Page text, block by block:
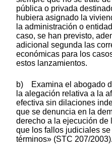
pública o privada
hubiera asignado la
la administración o
caso, se han previsto,
adicional segunda las
económicas para los
estos lanzamientos.
b) Examina el abogado
la alegación relativa a la
efectiva sin dilaciones
que se denuncia en la
derecho a la ejecución de
que los fallos judiciales
términos» (STC 207/2003).